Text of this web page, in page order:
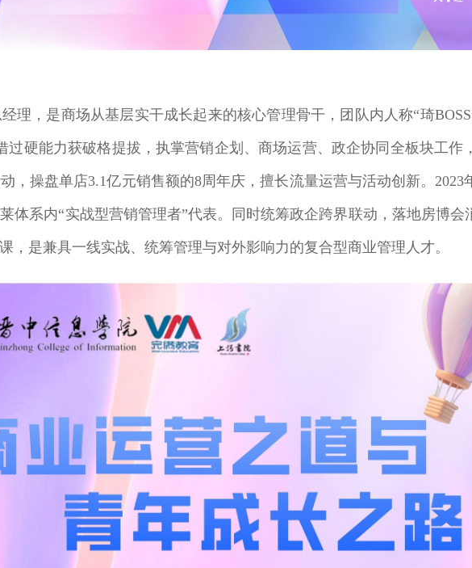
理，是商场从基层实干成长起来的核心管理骨干，团队内人称“琦
过硬能力获破格提拔，执掌营销企划、商场运营、政企协同全板块工作
，操盘单店3.1亿元销售额的8周年庆，擅长流量运营与活动创新。
体系内“实战型营销管理者”代表。同时统筹政企跨界联动，落地房博
，是兼具一线实战、统筹管理与对外影响力的复合型商业管理人才。